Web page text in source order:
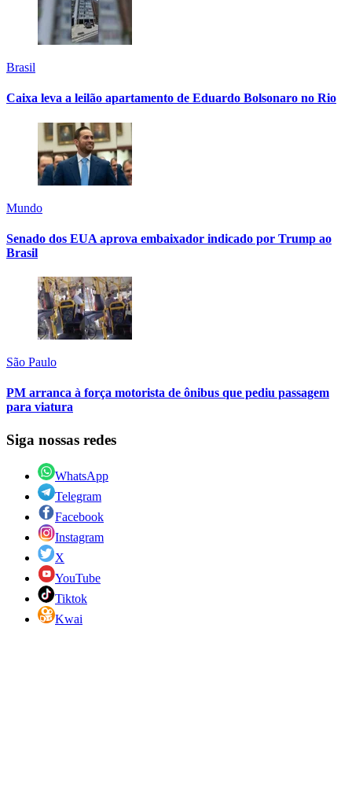
Brasil
Caixa leva a leilão apartamento de Eduardo Bolsonaro no Rio
Mundo
Senado dos EUA aprova embaixador indicado por Trump ao
Brasil
São Paulo
PM arranca à força motorista de ônibus que pediu passagem
para viatura
Siga nossas redes
WhatsApp
Telegram
Facebook
Instagram
X
YouTube
Tiktok
Kwai